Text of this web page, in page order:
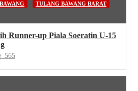
TULANG BAWANG BARAT
Runner-up Piala Soeratin U-15